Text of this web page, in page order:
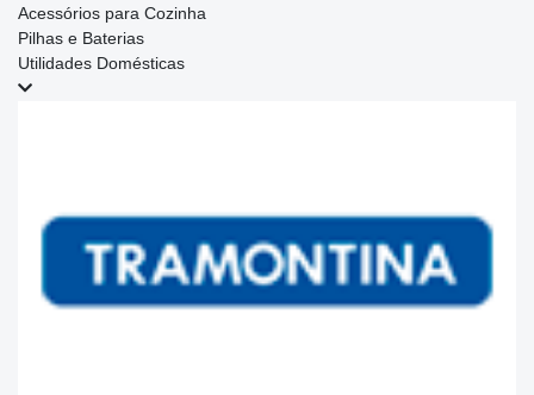
Acessórios para Cozinha
Pilhas e Baterias
Utilidades Domésticas